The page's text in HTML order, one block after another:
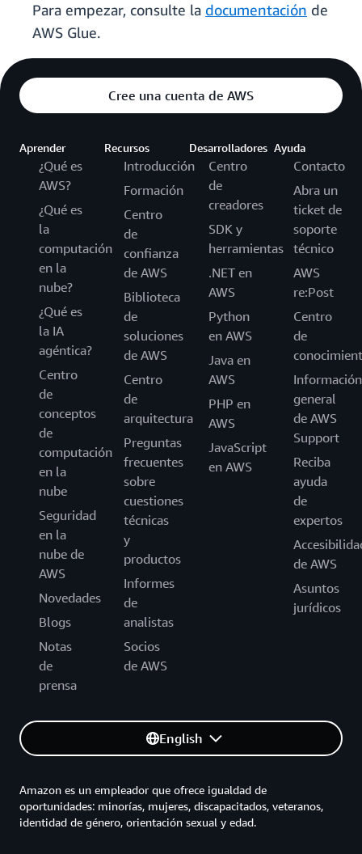
Para empezar, consulte la documentación de
AWS Glue.
Cree una cuenta de AWS
Aprender
¿Qué es
AWS?
¿Qué es
la
computación
en la
nube?
¿Qué es
la IA
agéntica?
Centro
de
conceptos
de
computación
en la
nube
Seguridad
en la
nube de
AWS
Novedades
Blogs
Notas
de
prensa
Recursos
Introducción
Formación
Centro
de
confianza
de AWS
Biblioteca
de
soluciones
de AWS
Centro
de
arquitectura
Preguntas
frecuentes
sobre
cuestiones
técnicas
y
productos
Informes
de
analistas
Socios
de AWS
Desarrolladores
Centro
de
creadores
SDK y
herramientas
.NET en
AWS
Python
en AWS
Java en
AWS
PHP en
AWS
JavaScript
en AWS
Ayuda
Contacto
Abra un
ticket de
soporte
técnico
AWS
re:Post
Centro
de
Información
general
de AWS
Support
Reciba
ayuda
de
expertos
de AWS
Asuntos
jurídicos
English
Amazon es un empleador que ofrece igualdad de
oportunidades: minorías, mujeres, discapacitados, veteranos,
identidad de género, orientación sexual y edad.